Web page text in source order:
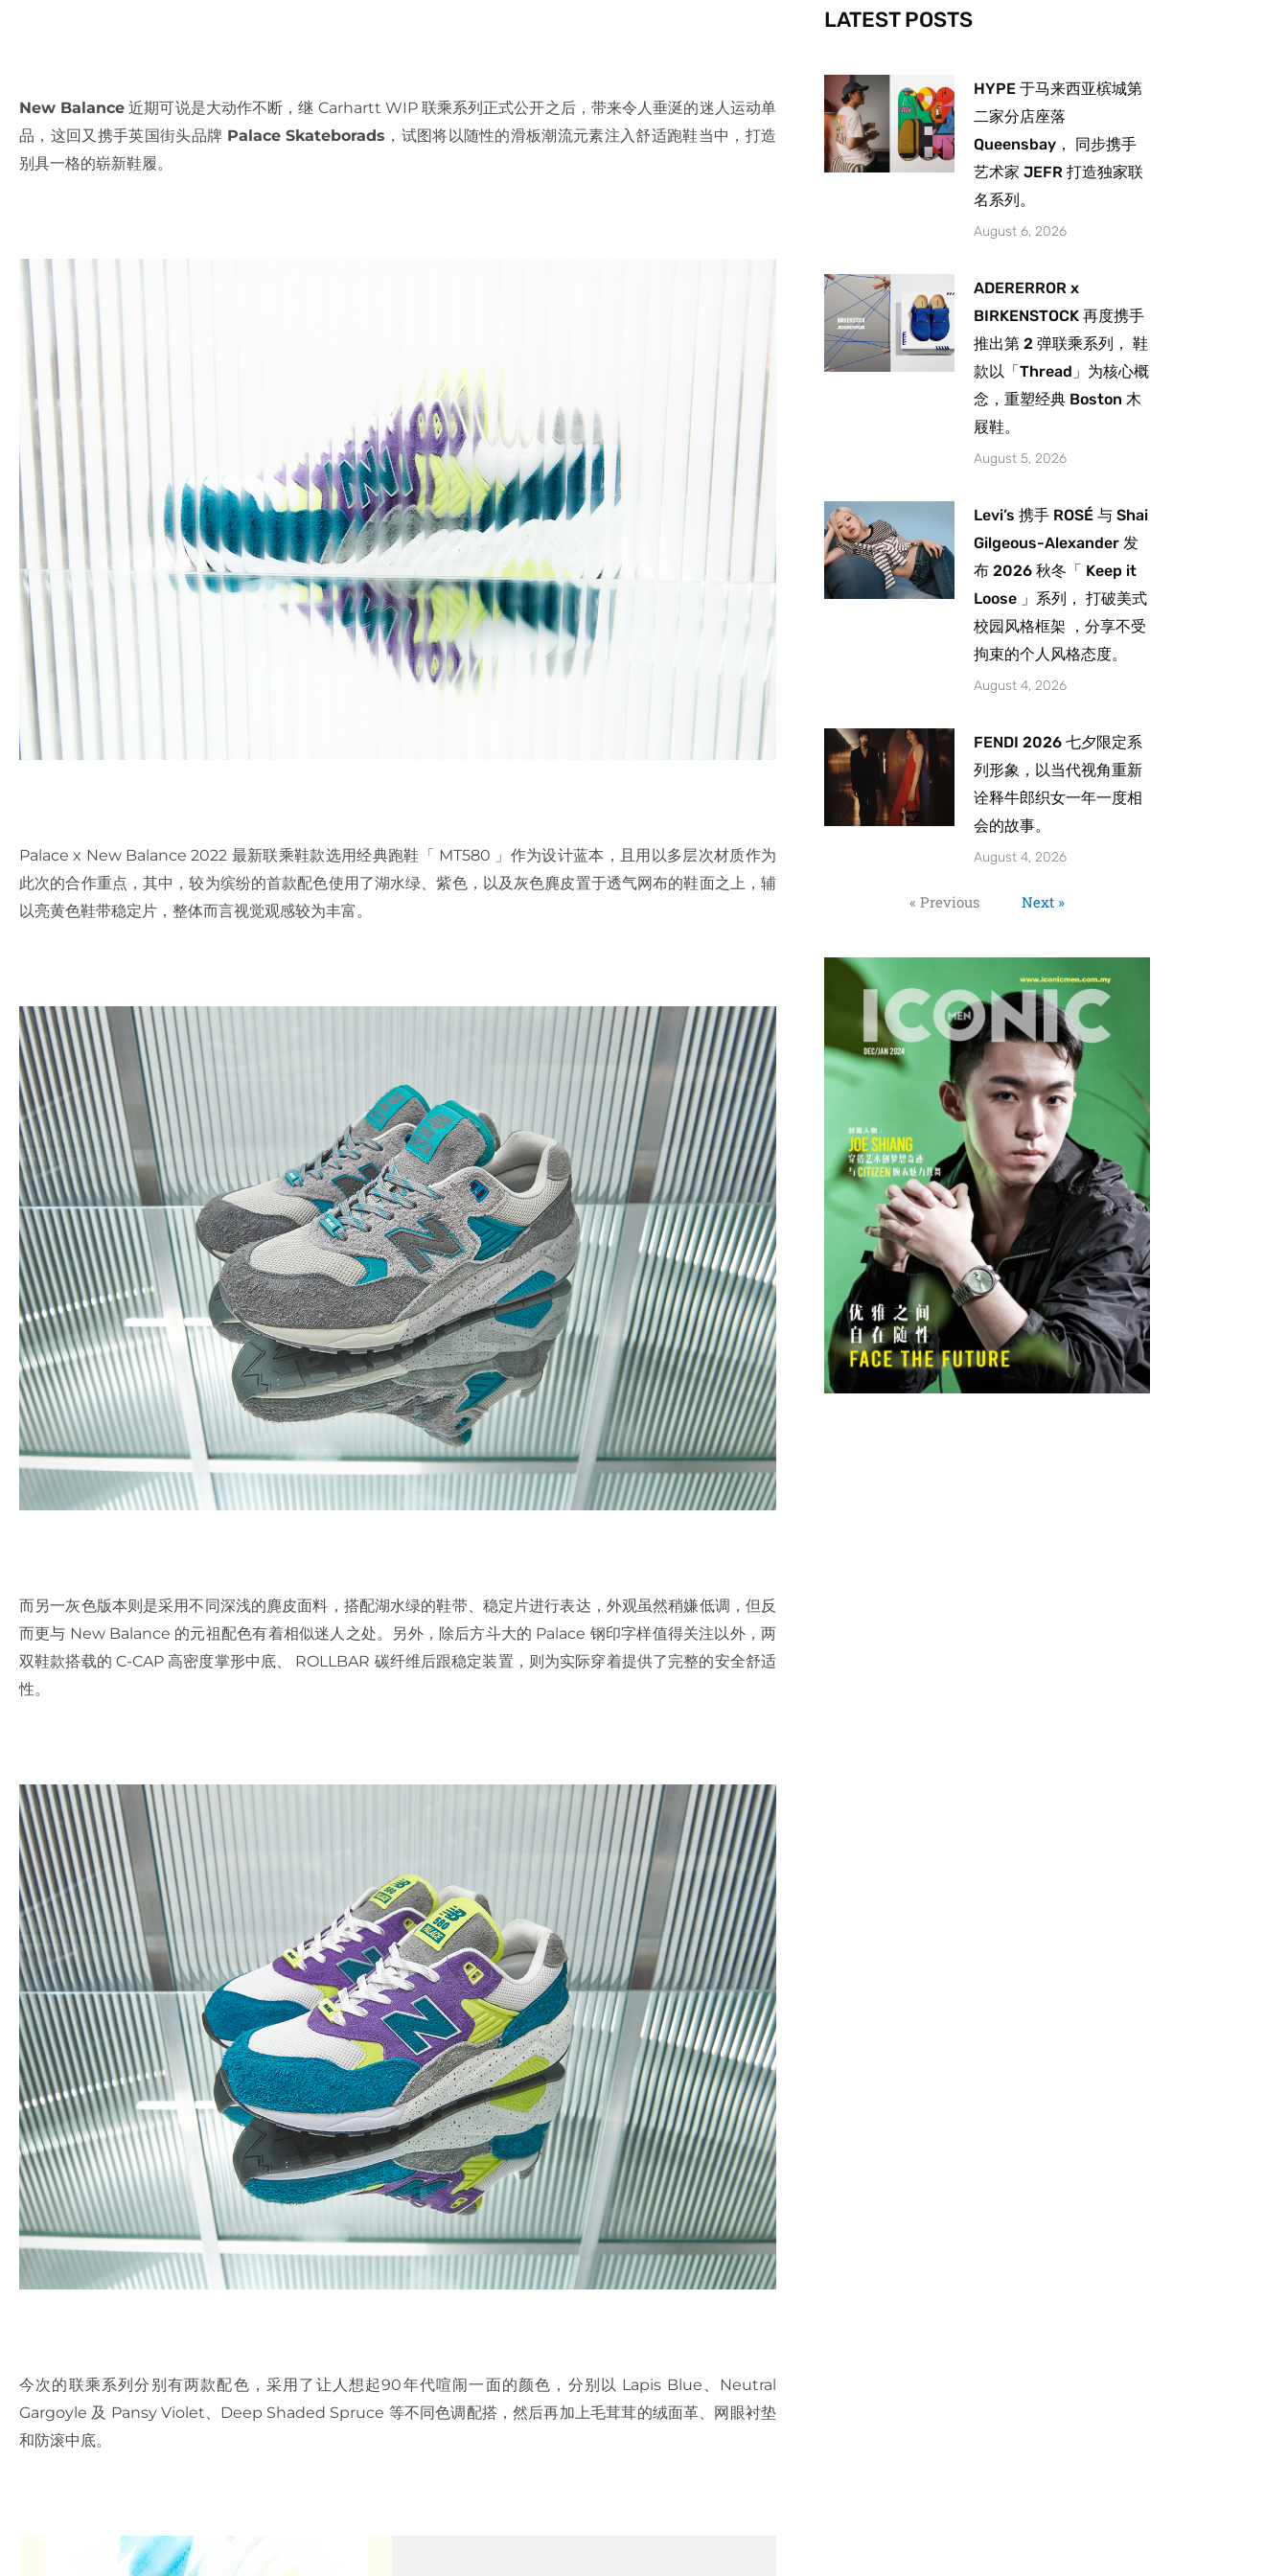
New Balance 近期可说是大动作不断，继 Carhartt WIP 联乘系列正式公开之后，带来令人垂涎的迷人运动单
品，这回又携手英国街头品牌 Palace Skateborads ，试图将以随性的滑板潮流元素注入舒适跑鞋当中，打造
别具一格的崭新鞋履。
Palace x New Balance 2022 最新联乘鞋款选用经典跑鞋「 MT580 」作为设计蓝本，且用以多层次材质作为
此次的合作重点，其中，较为缤纷的首款配色使用了湖水绿、紫色，以及灰色麂皮置于透气网布的鞋面之上，辅
以亮黄色鞋带稳定片，整体而言视觉观感较为丰富。
而另一灰色版本则是采用不同深浅的麂皮面料，搭配湖水绿的鞋带、稳定片进行表达，外观虽然稍嫌低调，但反
而更与 New Balance 的元祖配色有着相似迷人之处。另外，除后方斗大的 Palace 钢印字样值得关注以外，两
双鞋款搭载的 C-CAP 高密度掌形中底、 ROLLBAR 碳纤维后跟稳定装置，则为实际穿着提供了完整的安全舒适
性。
今次的联乘系列分别有两款配色，采用了让人想起90年代喧闹一面的颜色，分别以 Lapis Blue、Neutral
Gargoyle 及 Pansy Violet、Deep Shaded Spruce 等不同色调配搭，然后再加上毛茸茸的绒面革、网眼衬垫
和防滚中底。
-
f
m
LATEST POSTS
HYPE 于马来西亚槟城第
二家分店座落
Queensbay， 同步携手
艺术家 JEFR 打造独家联
名系列。
August 6, 2026
ADERERROR x
BIRKENSTOCK 再度携手
推出第 2 弹联乘系列， 鞋
款以「Thread」为核心概
念，重塑经典 Boston 木
屐鞋。
August 5, 2026
Levi’s 携手 ROSÉ 与 Shai
Gilgeous-Alexander 发
布 2026 秋冬「 Keep it
Loose 」系列， 打破美式
校园风格框架 ，分享不受
拘束的个人风格态度。
August 4, 2026
FENDI 2026 七夕限定系
列形象，以当代视角重新
诠释牛郎织女一年一度相
会的故事。
August 4, 2026
« Previous Next »